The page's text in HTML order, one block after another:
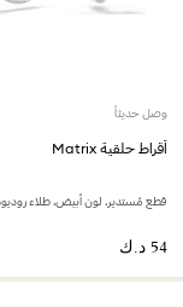
وصل حديثاً
أقراط حلقية Matrix
قطع مُستدير، لون أبيض، طلاء